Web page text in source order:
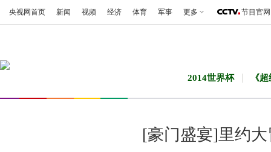
央视网首页 新闻 视频 经济 体育 军事 更多 节目官网
2014世界杯 《
[豪门盛宴]里约